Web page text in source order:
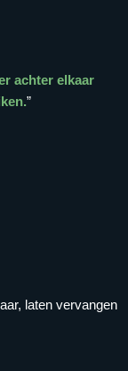
achter elkaar
”
laten vervangen